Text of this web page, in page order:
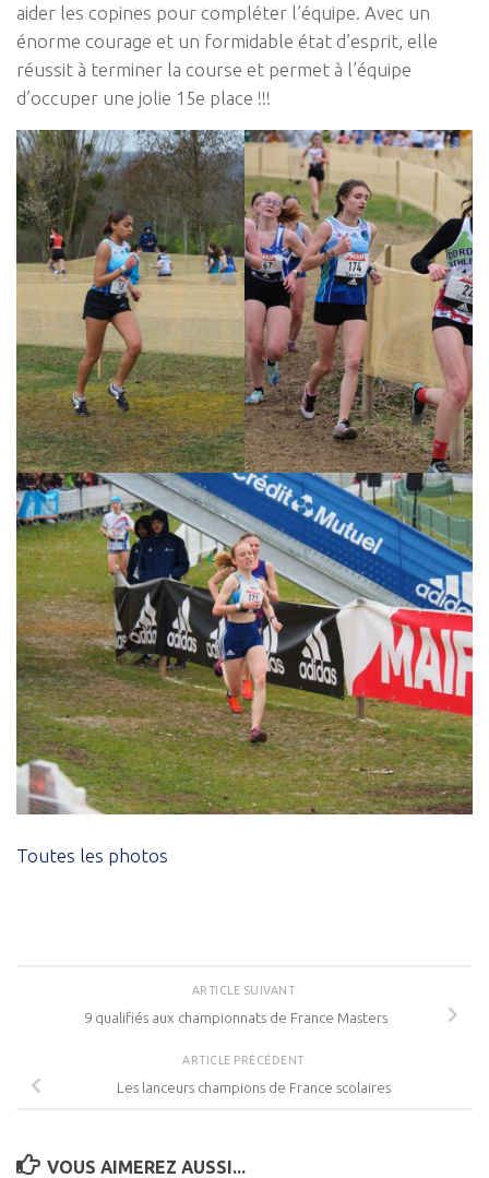
aider les copines pour compléter l’équipe. Avec un
énorme courage et un formidable état d’esprit, elle
réussit à terminer la course et permet à l’équipe
d’occuper une jolie 15e place !!!
Toutes les photos
ARTICLE SUIVANT
9 qualifiés aux championnats de France Masters
ARTICLE PRÉCÉDENT
Les lanceurs champions de France scolaires
VOUS AIMEREZ AUSSI...